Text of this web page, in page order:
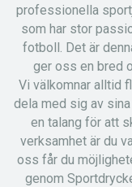
professionella
som har stor
fotboll. Det är
ger oss en bred
Vi välkomnar alltid
dela med sig av
en talang för att
verksamhet är du
oss får du
genom